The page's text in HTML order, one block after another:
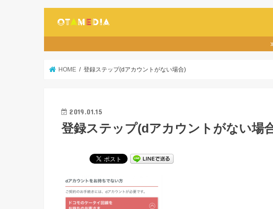
HOME 登録ステップ(dアカウントがない場合)
2019.01.15
登録ステップ(dアカウントがない場